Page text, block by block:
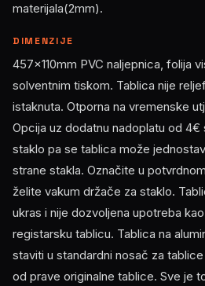
materijala(2mm).
DIMENZIJE
457x110mm PVC naljepnica, folija
solventnim tiskom. Tablica nije
istaknuta. Otporna na vremenske
Opcija uz dodatnu nadoplatu od 4€
staklo pa se tablica može
strane stakla. Označite u
želite vakum držače za staklo.
ukras i nije dozvoljena upotreba
registarsku tablicu. Tablica na
staviti u standardni nosač za
od prave originalne tablice. Sve je